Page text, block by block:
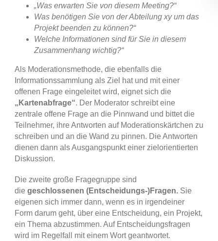
„Was erwarten Sie von diesem Meeting?“
Was benötigen Sie von der Abteilung xy um das
Projekt beenden zu können?“
Welche Informationen sind für Sie in diesem
Zusammenhang wichtig?“
Als Moderationsmethode, die ebenfalls die
Informationssammlung als Ziel hat und mit einer
offenen Frage eingeleitet wird, eignet sich die
„Kartenabfrage“. Der Moderator schreibt eine
zentrale offene Frage an die Pinnwand und bittet die
Teilnehmer, ihre Antworten auf Moderationskärtchen zu
schreiben und an die Wand zu pinnen. Die Antworten
dienen dann als Ausgangspunkt einer zielorientierten
Diskussion.
Die zweite große Fragegruppe sind
die geschlossenen (Entscheidungs-)Fragen. Sie
eigenen sich immer dann, wenn es in irgendeiner
Form darum geht, über eine Entscheidung, ein Projekt,
ein Thema abzustimmen. Auf Entscheidungsfragen
wird im Regelfall mit einem Wort geantwortet.